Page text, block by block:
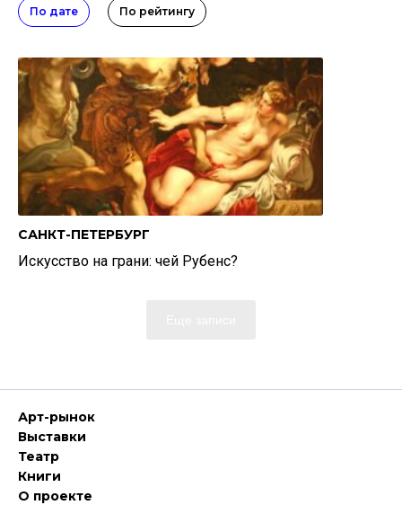
По дате По рейтингу
САНКТ-ПЕТЕРБУРГ
Искусство на грани: чей Рубенс?
Арт-рынок
Выставки
Театр
Книги
О проекте